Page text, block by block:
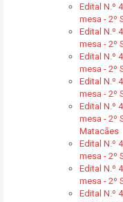
Edital N.º
mesa - 2º
Edital N.º
mesa - 2º
Edital N.º
mesa - 2º
Edital N.º
mesa - 2º
Edital N.º
mesa - 2º
Matacães
Edital N.º
mesa - 2º
Edital N.º
mesa - 2º
Edital N.º